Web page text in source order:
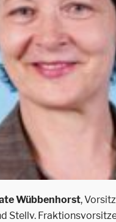
Wübbenhorst,
Stellv.